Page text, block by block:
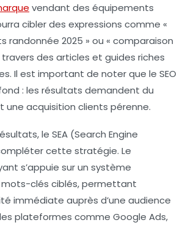
vendant des équipements
cibler des expressions comme «
randonnée 2025 » ou « comparaison
des articles et guides riches
Il est important de noter que le SEO
: les résultats demandent du
une acquisition clients pérenne.
le SEA (Search Engine
cette stratégie. Le
s’appuie sur un système
mots-clés ciblés, permettant
immédiate auprès d’une audience
plateformes comme Google Ads,